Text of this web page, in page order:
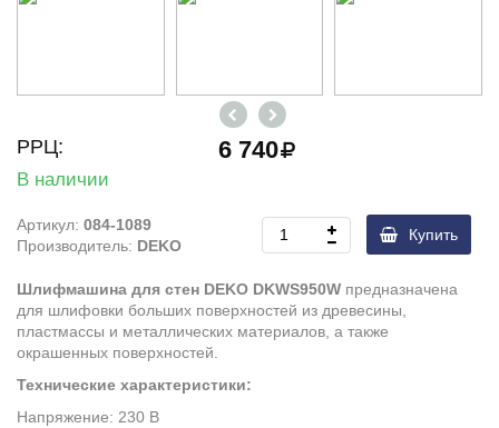
РРЦ: 6 740
В наличии
Артикул: 084-1089
Производитель: DEKO
Купить
Шлифмашина для стен DEKO DKWS950W предназначена
для шлифовки больших поверхностей из древесины,
пластмассы и металлических материалов, а также
окрашенных поверхностей.
Технические характеристики:
Напряжение: 230 В